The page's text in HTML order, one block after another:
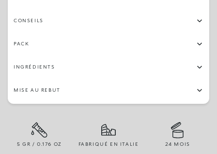
CONSEILS
PACK
INGRÉDIENTS
MISE AU REBUT
5 GR / 0.176 OZ FABRIQUÉ EN ITALIE 24 MOIS